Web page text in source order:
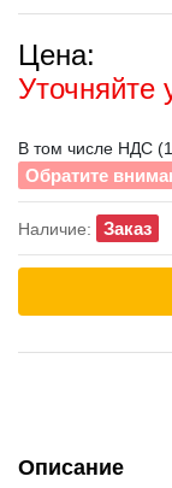
Цена:
Уточняйте
В том числе НДС
Обратите
Наличие: Заказ
Описание